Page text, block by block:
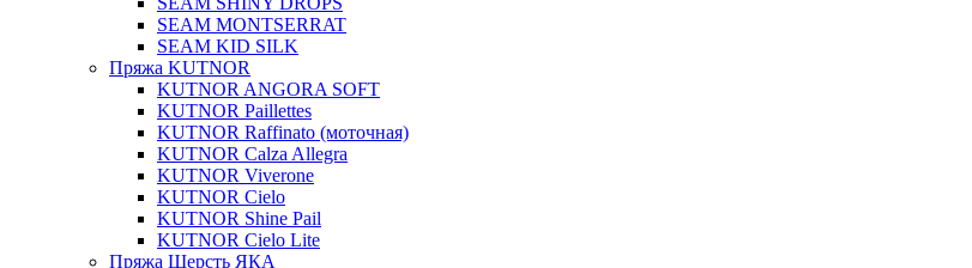
SEAM MONTSERRAT
SEAM KID SILK
Пряжа KUTNOR
KUTNOR ANGORA SOFT
KUTNOR Paillettes
KUTNOR Raffinato (моточная)
KUTNOR Calza Allegra
KUTNOR Viverone
KUTNOR Cielo
KUTNOR Shine Pail
KUTNOR Cielo Lite
Пряжа Шерсть ЯКА